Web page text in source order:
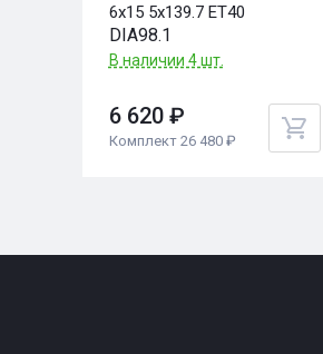
6x15 5x139.7 ET40
DIA98.1
В наличии 4 шт.
6 620 ₽
Комплект 26 480 ₽